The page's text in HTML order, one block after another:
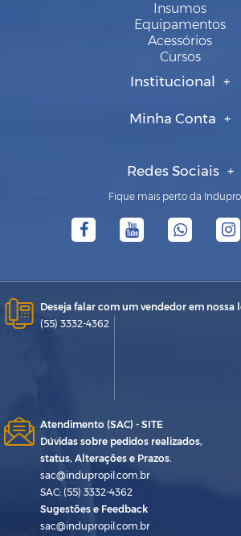
Insumos
Equipamentos
Acessórios
Cursos
Institucional
Minha Conta
Redes Sociais
Fique mais perto da
Deseja falar com um vendedor em nossa
(55) 3332-4362
Atendimento (SAC) - SITE
Dúvidas sobre pedidos realizados,
status, Alterações e Prazos.
sac@indupropil.com.br
SAC: (55) 3332-4362
Sugestões e Feedback
sac@indupropil.com.br